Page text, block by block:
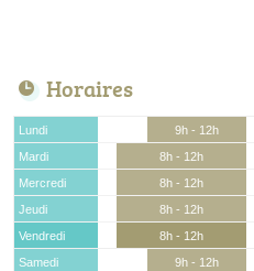
Horaires
Lundi 9h - 12h
Mardi
8h - 12h
Mercredi
8h - 12h
Jeudi
8h - 12h
Vendredi
8h - 12h
Samedi
9h - 12h